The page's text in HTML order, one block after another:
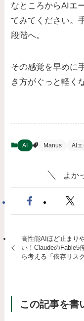
なところからAIエ
てみてください。
段階へ。
その感覚を早めに
き方がぐっと軽く
AI Manus AI
よか
高性能AIほど止まり
い！ClaudeのFable5
ら考える「依存リスク
この記事を書